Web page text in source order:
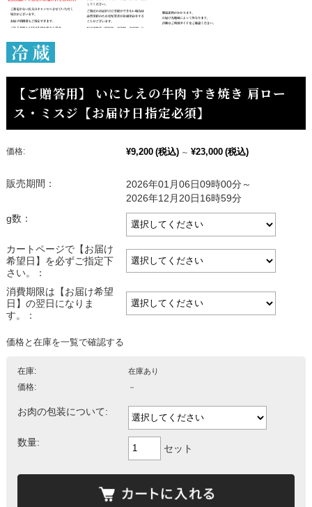
【ご贈答用】 いにしえの牛肉 すき焼き 肩ロー
ス・ミスジ【お届け日指定必須】
価格: ¥9,200 (税込) ～ ¥23,000 (税込)
販売期間：
2026年01月06日09時00分～
2026年12月20日16時59分
g数：
カートページで【お届け
希望日】を必ずご指定下
さい。：
消費期限は【お届け希望
日】の翌日になりま
す。：
価格と在庫を一覧で確認する
在庫: 在庫あり
価格: －
お肉の包装について:
数量:
セット